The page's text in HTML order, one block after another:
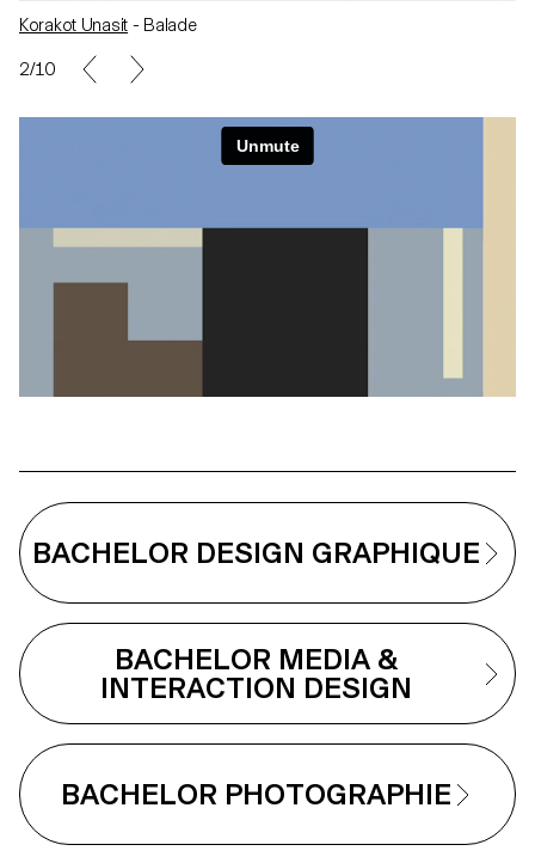
Korakot Unasit - Balade
3/10
BACHELOR DESIGN GRAPHIQUE
BACHELOR MEDIA &
INTERACTION DESIGN
BACHELOR PHOTOGRAPHIE